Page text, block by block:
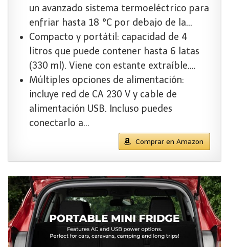
un avanzado sistema termoeléctrico para
enfriar hasta 18 °C por debajo de la…
Compacto y portátil: capacidad de 4
litros que puede contener hasta 6 latas
(330 ml). Viene con estante extraíble….
Múltiples opciones de alimentación:
incluye red de CA 230 V y cable de
alimentación USB. Incluso puedes
conectarlo a…
Comprar en Amazon